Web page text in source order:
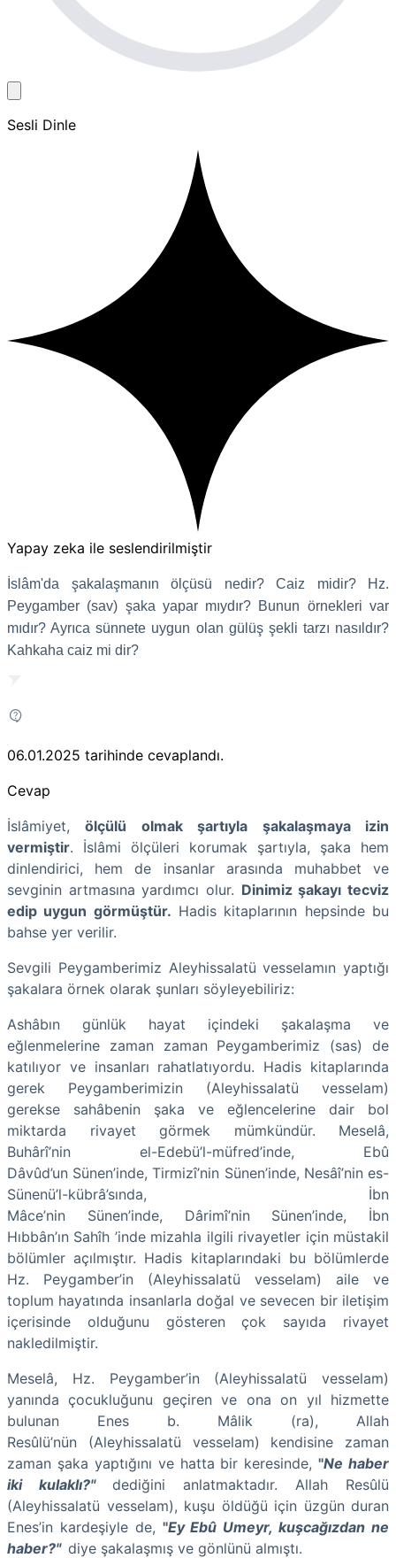
Sesli Dinle
Yapay zeka ile seslendirilmiştir
İslâm'da şakalaşmanın ölçüsü nedir? Caiz midir? Hz.
Peygamber (sav) şaka yapar mıydır? Bunun örnekleri var
mıdır? Ayrıca sünnete uygun olan gülüş şekli tarzı nasıldır?
Kahkaha caiz mi dir?
06.01.2025 tarihinde cevaplandı.
Cevap
İslâmiyet,ölçülü olmak şartıyla şakalaşmaya izin
vermiştir. İslâmi ölçüleri korumak şartıyla, şaka hem
dinlendirici, hem de insanlar arasında muhabbet ve
sevginin artmasına yardımcı olur. Dinimiz şakayı tecviz
edip uygun görmüştür. Hadis kitaplarının hepsinde bu
bahse yer verilir.
Sevgili Peygamberimiz Aleyhissalatü vesselamın yaptığı
şakalara örnek olarak şunları söyleyebiliriz:
Ashâbın günlük hayat içindeki şakalaşma ve
eğlenmelerine zaman zaman Peygamberimiz (sas) de
katılıyor ve insanları rahatlatıyordu. Hadis kitaplarında
gerek Peygamberimizin (Aleyhissalatü vesselam)
gerekse sahâbenin şaka ve eğlencelerine dair bol
miktarda rivayet görmek mümkündür. Meselâ,
Buhârî’nin el-Edebü’l-müfred’inde, Ebû
Dâvûd’un Sünen’inde, Tirmizî’nin Sünen’inde, Nesâî’nin es-
Sünenü’l-kübrâ’sında, İbn
Mâce’nin Sünen’inde, Dârimî’nin Sünen’inde, İbn
Hıbbân’ın Sahîh ’inde mizahla ilgili rivayetler için müstakil
bölümler açılmıştır. Hadis kitaplarındaki bu bölümlerde
Hz. Peygamber’in (Aleyhissalatü vesselam) aile ve
toplum hayatında insanlarla doğal ve sevecen bir iletişim
içerisinde olduğunu gösteren çok sayıda rivayet
nakledilmiştir.
Meselâ, Hz. Peygamber’in (Aleyhissalatü vesselam)
yanında çocukluğunu geçiren ve ona on yıl hizmette
bulunan Enes b. Mâlik (ra), Allah
Resûlü’nün (Aleyhissalatü vesselam) kendisine zaman
zaman şaka yaptığını ve hatta bir keresinde,"Ne haber
iki kulaklı?"
dediğini anlatmaktadır. Allah Resûlü
(Aleyhissalatü vesselam), kuşu öldüğü için üzgün duran
Enes’in kardeşiyle de, "Ey Ebû Umeyr, kuşcağızdan ne
haber?" diye şakalaşmış ve gönlünü almıştı.